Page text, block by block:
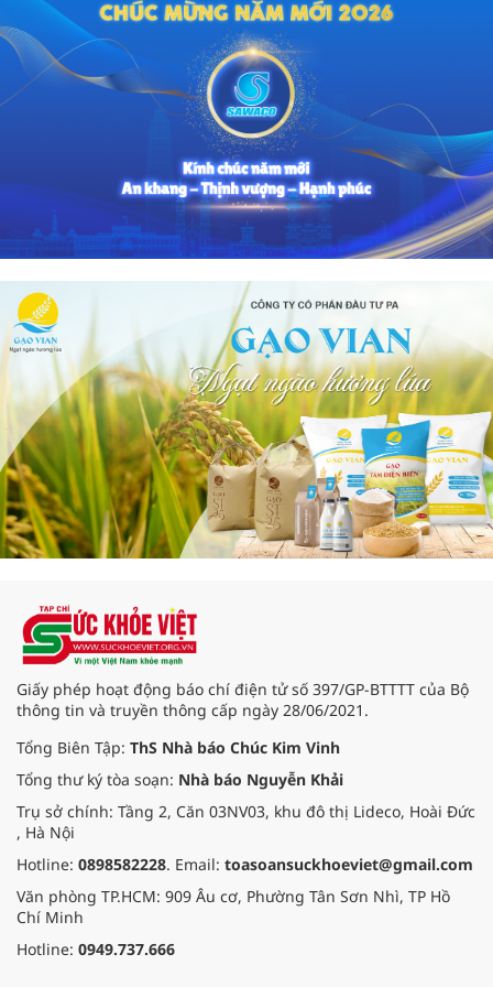
Giấy phép hoạt động báo chí điện tử số 397/GP-BTTTT của Bộ
thông tin và truyền thông cấp ngày 28/06/2021.
Tổng Biên Tập: ThS Nhà báo Chúc Kim Vinh
Tổng thư ký tòa soạn: Nhà báo Nguyễn Khải
Trụ sở chính: Tầng 2, Căn 03NV03, khu đô thị Lideco, Hoài Đức
, Hà Nội
Hotline: 0898582228. Email: toasoansuckhoeviet@gmail.com
Văn phòng TP.HCM: 909 Âu cơ, Phường Tân Sơn Nhì, TP Hồ
Chí Minh
Hotline: 0949.737.666